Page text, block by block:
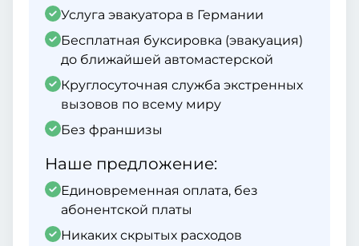
Услуга эвакуатора в Германии
Бесплатная буксировка (эвакуация)
до ближайшей автомастерской
Круглосуточная служба экстренных
вызовов по всему миру
Без франшизы
Наше предложение:
Единовременная оплата, без
абонентской платы
Никаких скрытых расходов